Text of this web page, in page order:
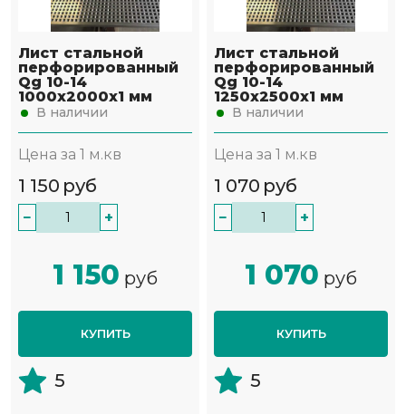
Лист стальной
перфорированный
Qg 10-14
1000х2000х1 мм
В наличии
Цена за 1 м.кв
1 150 руб
− +
1 150 руб
КУПИТЬ
5
Лист стальной
перфорированный
Qg 10-14
1250х2500х1 мм
В наличии
Цена за 1 м.кв
1 070 руб
− +
1 070 руб
КУПИТЬ
5